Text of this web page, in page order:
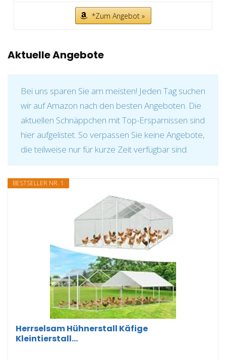
*Zum Angebot »
Aktuelle Angebote
Bei uns sparen Sie am meisten! Jeden Tag suchen
wir auf Amazon nach den besten Angeboten. Die
aktuellen Schnäppchen mit Top-Ersparnissen sind
hier aufgelistet. So verpassen Sie keine Angebote,
die teilweise nur für kurze Zeit verfügbar sind.
BESTSELLER NR. 1
Herrselsam Hühnerstall Käfige
Kleintierstall...